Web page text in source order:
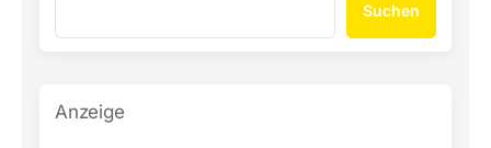
Suchen
Anzeige